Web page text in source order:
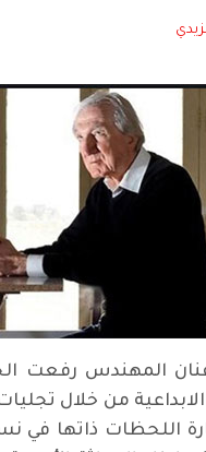
المهندس رفعت
من خلال
اللحظات ذاتها في